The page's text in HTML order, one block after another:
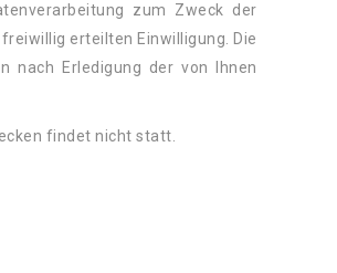
zum Zweck der
erteilten Einwilligung. Die
nach Erledigung der von Ihnen
findet nicht statt.